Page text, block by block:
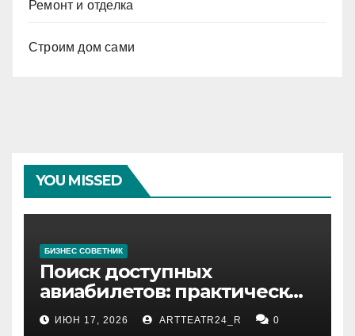
Ремонт и отделка
Строим дом сами
YOU MISSED
БИЗНЕС СОВЕТНИК
Поиск доступных
авиабилетов: практические
рекомендации
ИЮН 17, 2026 ARTTEATR24_R 0